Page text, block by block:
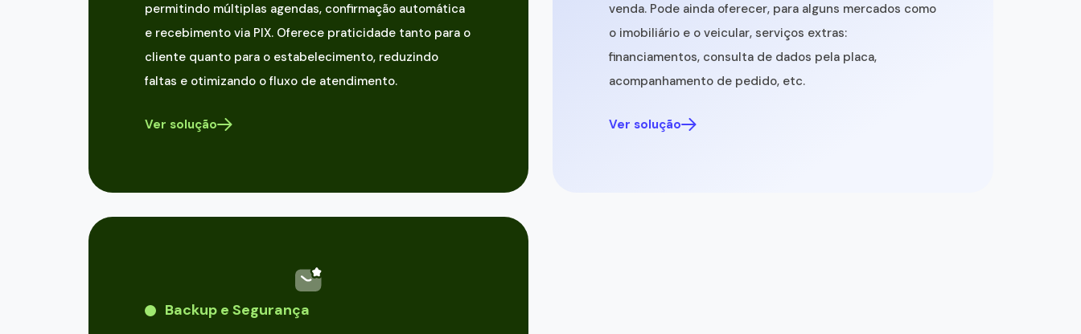
permitindo múltiplas agendas, confirmação automática
e recebimento via PIX. Oferece praticidade tanto para o
cliente quanto para o estabelecimento, reduzindo
faltas e otimizando o fluxo de atendimento.
Ver solução
venda. Pode ainda oferecer, para alguns mercados como
o imobiliário e o veicular, serviços extras:
financiamentos, consulta de dados pela placa,
acompanhamento de pedido, etc.
Ver solução
Backup e Segurança